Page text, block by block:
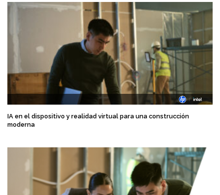
IA en el dispositivo y realidad virtual para una construcción
moderna